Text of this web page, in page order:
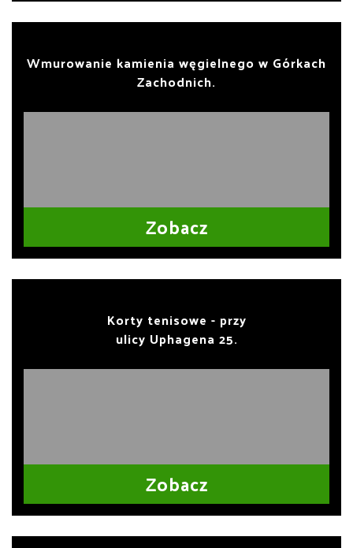
Wmurowanie kamienia węgielnego w Górkach
Zachodnich.
Zobacz
Korty tenisowe - przy
ulicy Uphagena 25.
Zobacz